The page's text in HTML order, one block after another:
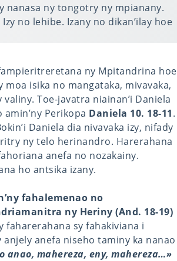
nanasa ny tongotry ny mpianany.
no lehibe. Izany no dikan’ilay hoe
ny Mpitandrina hoe
isika no mangataka, mivavaka,
valiny. Toe-javatra niainan’i Daniela
amin’ny Perikopa Daniela 10. 18-11.
Daniela dia nivavaka izy, nifady
ny telo herinandro. Harerahana
anefa no nozakainy.
ho antsika izany.
fahalemenao no
ny Heriny (And. 18-19)
faharerahana sy fahakiviana i
anjely anefa niseho taminy ka nanao
mahereza, eny, mahereza…»